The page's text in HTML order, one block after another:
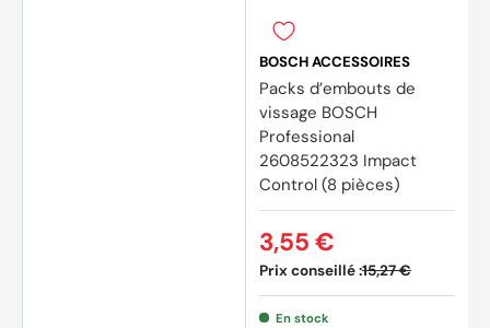
BOSCH ACCESSOIRES
Packs d’embouts de
vissage BOSCH
Professional
2608522323 Impact
Control (8 pièces)
Prix conseillé :15,27 €
3,55 €
En stock